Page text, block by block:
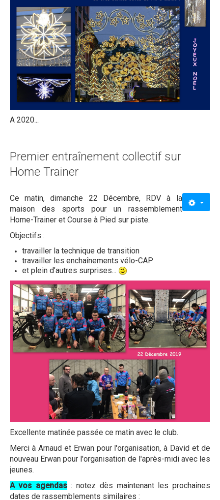
A 2020...
Premier entraînement collectif sur
Home Trainer
Ce matin, dimanche 22 Décembre, RDV à la
maison des sports pour un rassemblement
Home-Trainer et Course à Pied sur piste.
Objectifs :
travailler la technique de transition
travailler les enchaînements vélo-CAP
et plein d’autres surprises...
Excellente matinée passée ce matin avec le club.
Merci à Arnaud et Erwan pour l'organisation, à David et de
nouveau Erwan pour l'organisation de l'après-midi avec les
jeunes.
A vos agendas: notez dès maintenant les prochaines
dates de rassemblements similaires :